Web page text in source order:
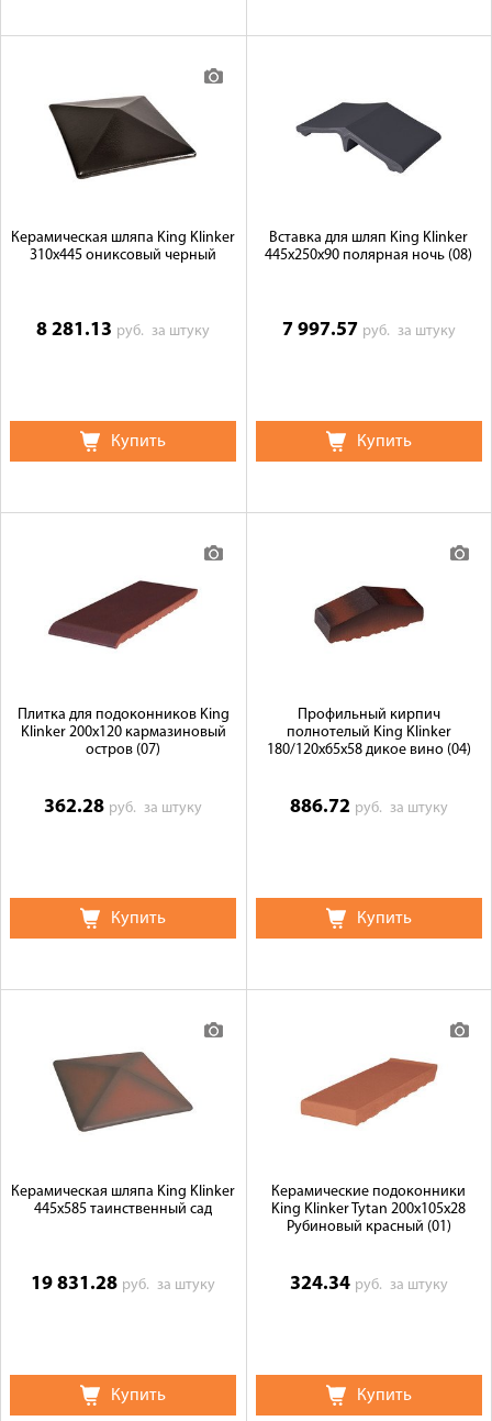
Керамическая шляпа King Klinker
310х445 ониксовый черный
8 281.13 руб.за штуку
Купить
Вставка для шляп King Klinker
445x250x90 полярная ночь (08)
7 997.57 руб. за штуку
Купить
Плитка для подоконников King
Klinker 200х120 кармазиновый
остров (07)
362.28 руб.за штуку
Купить
Профильный кирпич
полнотелый King Klinker
180/120x65x58 дикое вино (04)
886.72 руб. за штуку
Купить
Керамическая шляпа King Klinker
445х585 таинственный сад
19 831.28 руб.за штуку
Купить
Керамические подоконники
King Klinker Tytan 200x105x28
Рубиновый красный (01)
324.34 руб. за штуку
Купить